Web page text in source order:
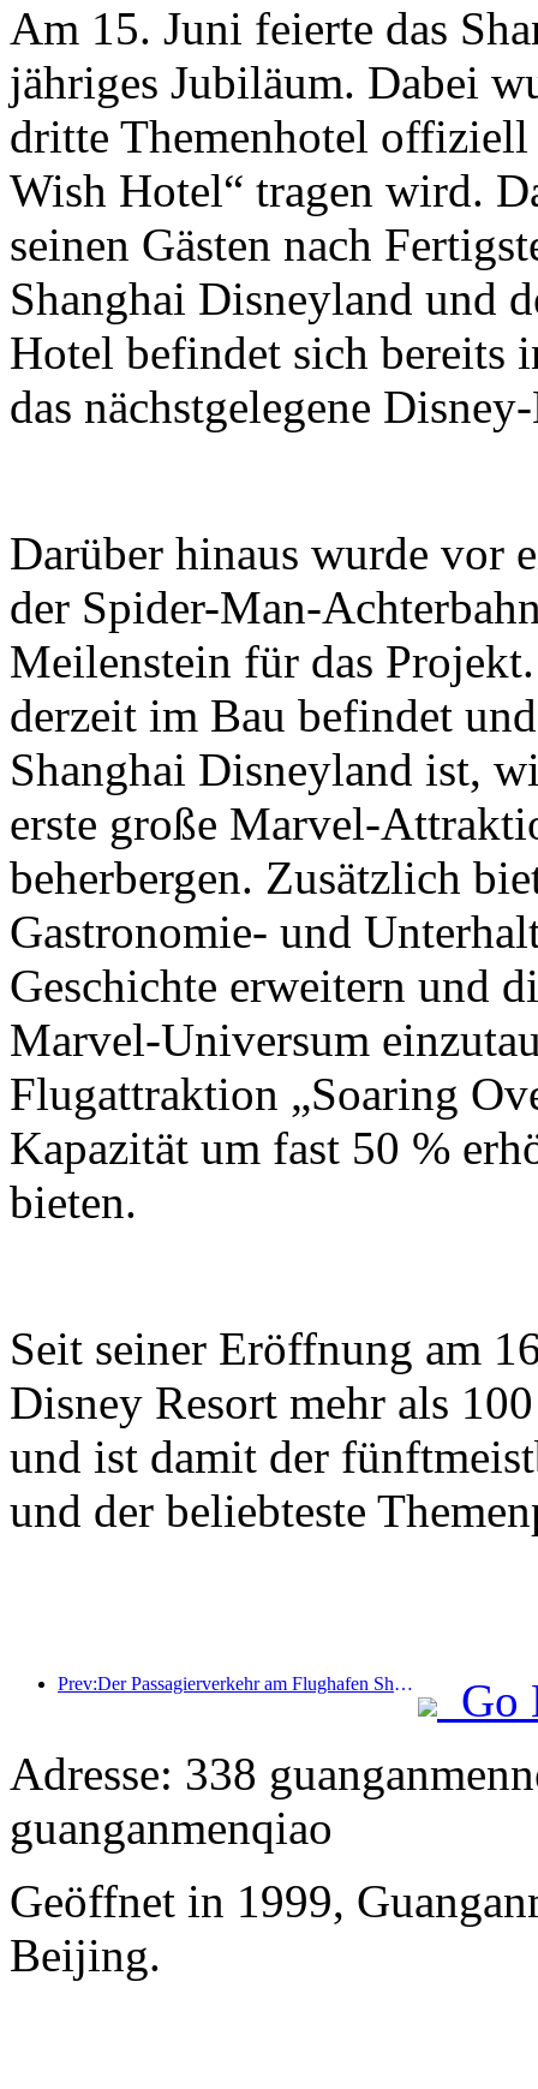
Am 15. Juni feierte das
jähriges Jubiläum. Dabei
dritte Themenhotel offiziell
Wish Hotel“ tragen wird.
seinen Gästen nach
Shanghai Disneyland und
Hotel befindet sich bereits
das nächstgelegene
Darüber hinaus wurde vor
der Spider-Man-
Meilenstein für das
derzeit im Bau befindet
Shanghai Disneyland ist,
erste große Marvel-
beherbergen. Zusätzlich
Gastronomie- und
Geschichte erweitern und
Marvel-Universum
Flugattraktion „Soaring
Kapazität um fast 50 %
bieten.
Seit seiner Eröffnung am
Disney Resort mehr als
und ist damit der
und der beliebteste
Prev:Der Passagierverkehr am Flughafen Shenzhen hat in diesem Jahr die Marke von 3 Millionen überschritten und damit einen neuen Rekord für den gleichen Zeitraum aufgestellt.
Go
Adresse: 338
guanganmenqiao
Geöffnet in 1999,
Beijing.